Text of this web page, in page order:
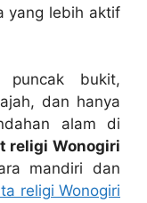
yang lebih aktif
bukit,
dan hanya
alam di
religi Wonogiri
mandiri dan
religi Wonogiri